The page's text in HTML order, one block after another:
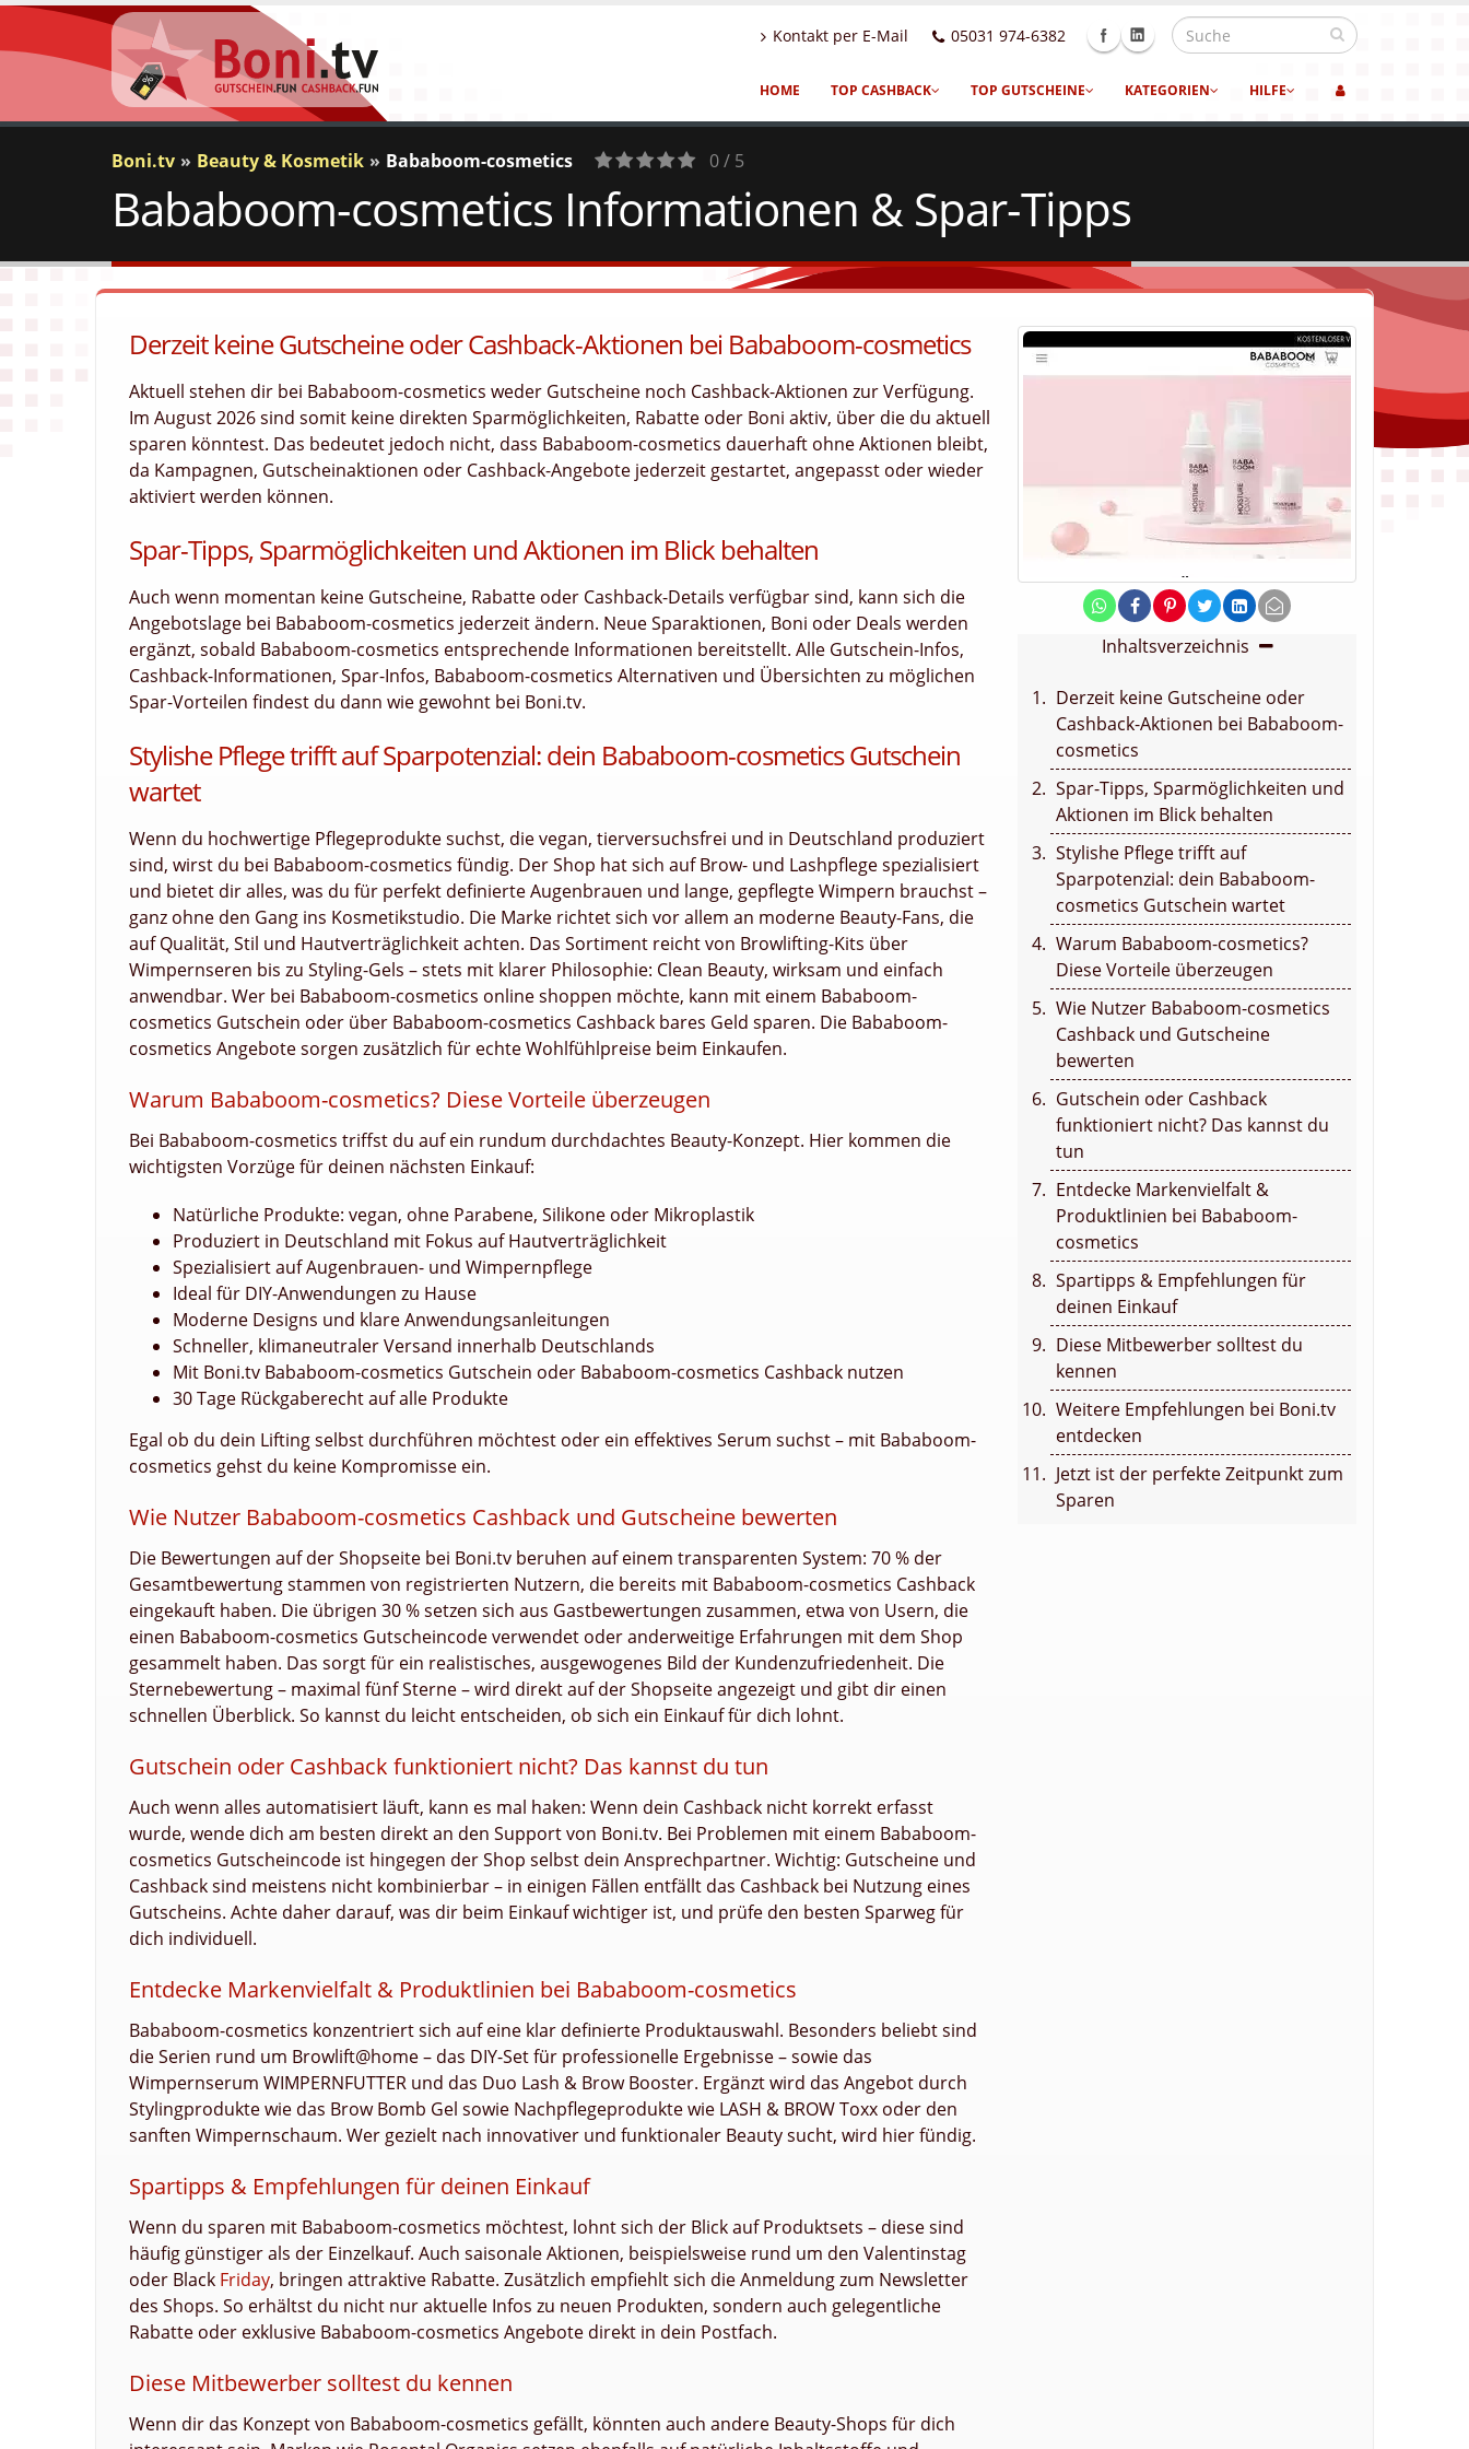
Kontakt per E-Mail 05031 974-6382
HOME TOP CASHBACK TOP GUTSCHEINE KATEGORIEN HILFE
Boni.tv Beauty & Kosmetik Bababoom-cosmetics
Votes
0 / 5
Bababoom-cosmetics Informationen & Spar-Tipps
Inhaltsverzeichnis
Derzeit keine Gutscheine oder
Cashback-Aktionen bei Bababoom-
cosmetics
Spar-Tipps, Sparmöglichkeiten und
Aktionen im Blick behalten
Stylishe Pflege trifft auf
Sparpotenzial: dein Bababoom-
cosmetics Gutschein wartet
Warum Bababoom-cosmetics?
Diese Vorteile überzeugen
Wie Nutzer Bababoom-cosmetics
Cashback und Gutscheine
bewerten
Gutschein oder Cashback
funktioniert nicht? Das kannst du
tun
Entdecke Markenvielfalt &
Produktlinien bei Bababoom-
cosmetics
Spartipps & Empfehlungen für
deinen Einkauf
Diese Mitbewerber solltest du
kennen
Weitere Empfehlungen bei Boni.tv
entdecken
Jetzt ist der perfekte Zeitpunkt zum
Sparen
Derzeit keine Gutscheine oder Cashback-Aktionen bei Bababoom-cosmetics
Aktuell stehen dir bei Bababoom-cosmetics weder Gutscheine noch Cashback-Aktionen zur Verfügung.
Im August 2026 sind somit keine direkten Sparmöglichkeiten, Rabatte oder Boni aktiv, über die du aktuell
sparen könntest. Das bedeutet jedoch nicht, dass Bababoom-cosmetics dauerhaft ohne Aktionen bleibt,
da Kampagnen, Gutscheinaktionen oder Cashback-Angebote jederzeit gestartet, angepasst oder wieder
aktiviert werden können.
Spar-Tipps, Sparmöglichkeiten und Aktionen im Blick behalten
Auch wenn momentan keine Gutscheine, Rabatte oder Cashback-Details verfügbar sind, kann sich die
Angebotslage bei Bababoom-cosmetics jederzeit ändern. Neue Sparaktionen, Boni oder Deals werden
ergänzt, sobald Bababoom-cosmetics entsprechende Informationen bereitstellt. Alle Gutschein-Infos,
Cashback-Informationen, Spar-Infos, Bababoom-cosmetics Alternativen und Übersichten zu möglichen
Spar-Vorteilen findest du dann wie gewohnt bei Boni.tv.
Stylishe Pflege trifft auf Sparpotenzial: dein Bababoom-cosmetics Gutschein
wartet
Wenn du hochwertige Pflegeprodukte suchst, die vegan, tierversuchsfrei und in Deutschland produziert
sind, wirst du bei Bababoom-cosmetics fündig. Der Shop hat sich auf Brow- und Lashpflege spezialisiert
und bietet dir alles, was du für perfekt definierte Augenbrauen und lange, gepflegte Wimpern brauchst –
ganz ohne den Gang ins Kosmetikstudio. Die Marke richtet sich vor allem an moderne Beauty-Fans, die
auf Qualität, Stil und Hautverträglichkeit achten. Das Sortiment reicht von Browlifting-Kits über
Wimpernseren bis zu Styling-Gels – stets mit klarer Philosophie: Clean Beauty, wirksam und einfach
anwendbar. Wer bei Bababoom-cosmetics online shoppen möchte, kann mit einem Bababoom-
cosmetics Gutschein oder über Bababoom-cosmetics Cashback bares Geld sparen. Die Bababoom-
cosmetics Angebote sorgen zusätzlich für echte Wohlfühlpreise beim Einkaufen.
Warum Bababoom-cosmetics? Diese Vorteile überzeugen
Bei Bababoom-cosmetics triffst du auf ein rundum durchdachtes Beauty-Konzept. Hier kommen die
wichtigsten Vorzüge für deinen nächsten Einkauf:
Natürliche Produkte: vegan, ohne Parabene, Silikone oder Mikroplastik
Produziert in Deutschland mit Fokus auf Hautverträglichkeit
Spezialisiert auf Augenbrauen- und Wimpernpflege
Ideal für DIY-Anwendungen zu Hause
Moderne Designs und klare Anwendungsanleitungen
Schneller, klimaneutraler Versand innerhalb Deutschlands
Mit Boni.tv Bababoom-cosmetics Gutschein oder Bababoom-cosmetics Cashback nutzen
30 Tage Rückgaberecht auf alle Produkte
Egal ob du dein Lifting selbst durchführen möchtest oder ein effektives Serum suchst – mit Bababoom-
cosmetics gehst du keine Kompromisse ein.
Wie Nutzer Bababoom-cosmetics Cashback und Gutscheine bewerten
Die Bewertungen auf der Shopseite bei Boni.tv beruhen auf einem transparenten System: 70 % der
Gesamtbewertung stammen von registrierten Nutzern, die bereits mit Bababoom-cosmetics Cashback
eingekauft haben. Die übrigen 30 % setzen sich aus Gastbewertungen zusammen, etwa von Usern, die
einen Bababoom-cosmetics Gutscheincode verwendet oder anderweitige Erfahrungen mit dem Shop
gesammelt haben. Das sorgt für ein realistisches, ausgewogenes Bild der Kundenzufriedenheit. Die
Sternebewertung – maximal fünf Sterne – wird direkt auf der Shopseite angezeigt und gibt dir einen
schnellen Überblick. So kannst du leicht entscheiden, ob sich ein Einkauf für dich lohnt.
Gutschein oder Cashback funktioniert nicht? Das kannst du tun
Auch wenn alles automatisiert läuft, kann es mal haken: Wenn dein Cashback nicht korrekt erfasst
wurde, wende dich am besten direkt an den Support von Boni.tv. Bei Problemen mit einem Bababoom-
cosmetics Gutscheincode ist hingegen der Shop selbst dein Ansprechpartner. Wichtig: Gutscheine und
Cashback sind meistens nicht kombinierbar – in einigen Fällen entfällt das Cashback bei Nutzung eines
Gutscheins. Achte daher darauf, was dir beim Einkauf wichtiger ist, und prüfe den besten Sparweg für
dich individuell.
Entdecke Markenvielfalt & Produktlinien bei Bababoom-cosmetics
Bababoom-cosmetics konzentriert sich auf eine klar definierte Produktauswahl. Besonders beliebt sind
die Serien rund um Browlift@home – das DIY-Set für professionelle Ergebnisse – sowie das
Wimpernserum WIMPERNFUTTER und das Duo Lash & Brow Booster. Ergänzt wird das Angebot durch
Stylingprodukte wie das Brow Bomb Gel sowie Nachpflegeprodukte wie LASH & BROW Toxx oder den
sanften Wimpernschaum. Wer gezielt nach innovativer und funktionaler Beauty sucht, wird hier fündig.
Spartipps & Empfehlungen für deinen Einkauf
Wenn du sparen mit Bababoom-cosmetics möchtest, lohnt sich der Blick auf Produktsets – diese sind
häufig günstiger als der Einzelkauf. Auch saisonale Aktionen, beispielsweise rund um den Valentinstag
oder Black Friday, bringen attraktive Rabatte. Zusätzlich empfiehlt sich die Anmeldung zum Newsletter
des Shops. So erhältst du nicht nur aktuelle Infos zu neuen Produkten, sondern auch gelegentliche
Rabatte oder exklusive Bababoom-cosmetics Angebote direkt in dein Postfach.
Diese Mitbewerber solltest du kennen
Wenn dir das Konzept von Bababoom-cosmetics gefällt, könnten auch andere Beauty-Shops für dich